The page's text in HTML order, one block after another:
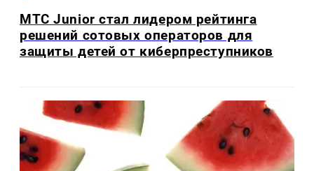
МТС Junior стал лидером рейтинга
решений сотовых операторов для
защиты детей от киберпреступников